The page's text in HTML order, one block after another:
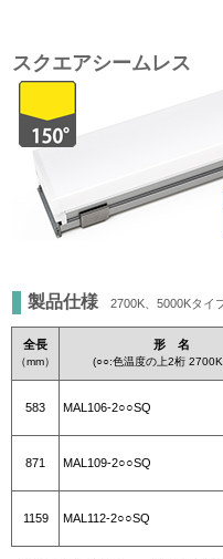
スクエアシームレス
製品仕様 2700K、5000Kタイ
全長
（mm）
形 名
(○○:色温度の上2桁
583 MAL106-2○○SQ
871 MAL109-2○○SQ
1159 MAL112-2○○SQ